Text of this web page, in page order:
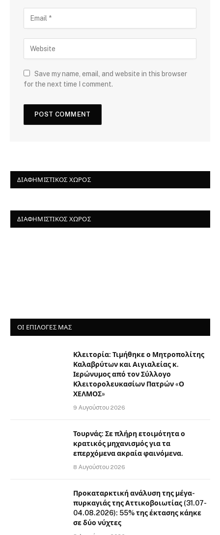
Save my name, email, and website in this browser
for the next time I comment.
ΔΙΑΦΗΜΙΣΤΙΚΌΣ ΧΏΡΟΣ
ΔΙΑΦΗΜΙΣΤΙΚΌΣ ΧΏΡΟΣ
ΟΙ ΕΠΙΛΟΓΈΣ ΜΑΣ
Κλειτορία: Τιμήθηκε ο Μητροπολίτης
Καλαβρύτων και Αιγιαλείας κ.
Ιερώνυμος από τον Σύλλογο
Κλειτορολευκασίων Πατρών «Ο
ΧΕΛΜΟΣ»
9 Αυγούστου 2026
Τουρνάς: Σε πλήρη ετοιμότητα ο
κρατικός μηχανισμός για τα
επερχόμενα ακραία φαινόμενα.
8 Αυγούστου 2026
Προκαταρκτική ανάλυση της μέγα-
πυρκαγιάς της Αττικοβοιωτίας (31.07-
04.08.2026): 55% της έκτασης κάηκε
σε δύο νύχτες